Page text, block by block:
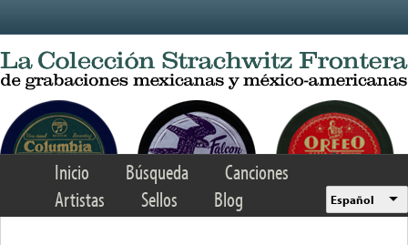
Inicio Búsqueda
Canciones
Artistas
Sellos Blog Español